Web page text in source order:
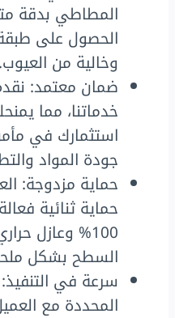
المطاطي بدقة
الحصول على
وخالية من العيوب.
ضمان معتمد:
خدماتنا، مما
استثمارك في
جودة المواد
حماية مزدوجة:
حماية ثنائية
100% وعازل
السطح بشكل
سرعة في التنفيذ:
المحددة مع